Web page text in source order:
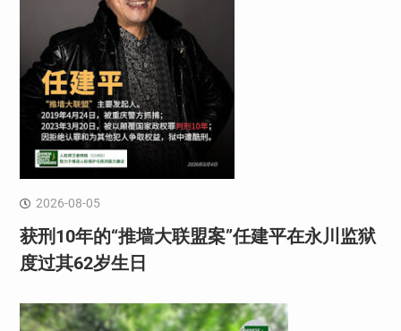
2026-08-05
获刑10年的“推墙大联盟案”任建平在永川监狱
度过其62岁生日